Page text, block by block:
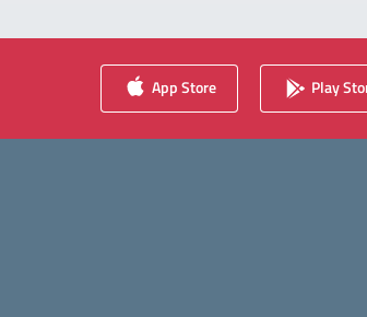
App Store Play